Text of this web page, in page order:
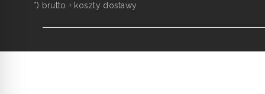
*) brutto + koszty dostawy